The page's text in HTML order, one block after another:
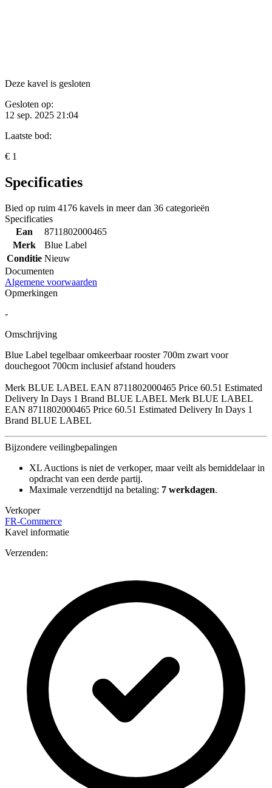
Deze kavel is gesloten
Gesloten op:
12 sep. 2025 21:04
Laatste bod:
€ 1
Specificaties
Bied op ruim 4176 kavels in meer dan 36 categorieën
Specificaties
Ean
8711802000465
Merk
Blue Label
Conditie Nieuw
Documenten
Algemene voorwaarden
Opmerkingen
-
Omschrijving
Blue Label tegelbaar omkeerbaar rooster 700m zwart voor
douchegoot 700cm inclusief afstand houders
Merk BLUE LABEL EAN 8711802000465 Price 60.51 Estimated
Delivery In Days 1 Brand BLUE LABEL Merk BLUE LABEL
EAN 8711802000465 Price 60.51 Estimated Delivery In Days 1
Brand BLUE LABEL
Bijzondere veilingbepalingen
XL Auctions is niet de verkoper, maar veilt als bemiddelaar in
opdracht van een derde partij.
Maximale verzendtijd na betaling: 7 werkdagen.
Verkoper
FR-Commerce
Kavel informatie
Verzenden: